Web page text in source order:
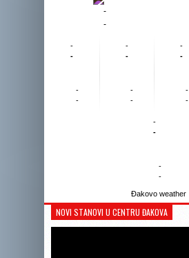
-
-
-
-
-
-
-
-
-
-
-
-
-
-
-
-
-
-
Đakovo weather
NOVI STANOVI U CENTRU ĐAKOVA